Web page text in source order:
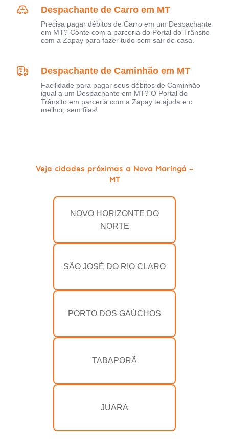
Despachante de Carro em MT
Precisa pagar débitos de Carro em um Despachante
em MT? Conte com a parceria do Portal do Trânsito
com a Zapay para fazer tudo sem sair de casa.
Despachante de Caminhão em MT
Facilidade para pagar seus débitos de Caminhão
igual a um Despachante em MT? O Portal do
Trânsito em parceria com a Zapay te ajuda e o
melhor, sem filas!
Veja cidades próximas a Nova Maringá -
MT
NOVO HORIZONTE DO
NORTE
SÃO JOSÉ DO RIO CLARO
PORTO DOS GAÚCHOS
TABAPORÃ
JUARA